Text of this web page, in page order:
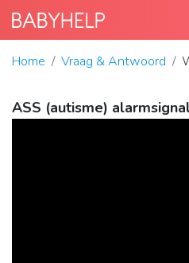
Home Vraag & Antwoord
ASS (autisme)